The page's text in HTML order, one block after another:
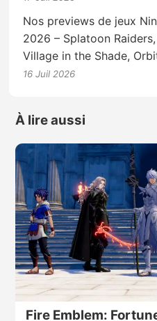
Nos previews de jeux
2026 – Splatoon
Village in the Shade,
16 Juil 2026
À lire aussi
Fire Emblem: